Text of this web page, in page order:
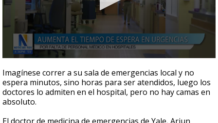
seconds
of
2
minutes,
44
Imagínese correr a su sala de emergencias local y no
espera minutos, sino horas para ser atendidos, luego los
doctores lo admiten en el hospital, pero no hay camas en
absoluto.